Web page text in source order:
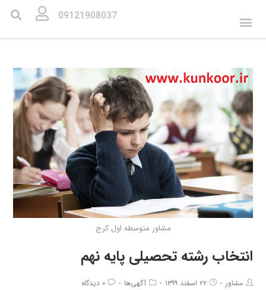
09121908037
مشاور متوسطه اول کرج
انتخاب رشته تحصیلی پایه نهم
مشاور ۲۲ اسفند ۱۳۹۹ آگهی‌ها ۰ دیدگاه